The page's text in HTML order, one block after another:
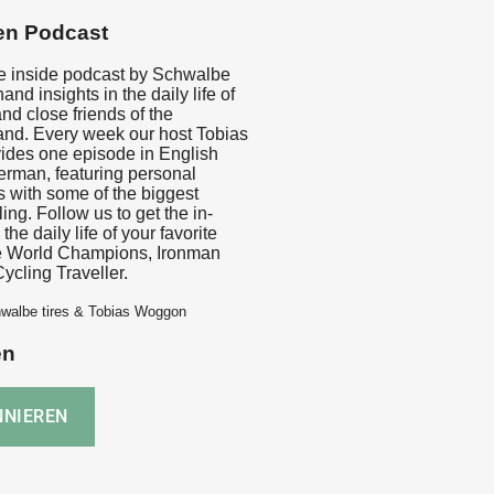
Podcast
inside podcast by Schwalbe
insights in the daily life of
close friends of the
Every week our host Tobias
one episode in English
featuring personal
with some of the biggest
Follow us to get the in-
daily life of your favorite
World Champions, Ironman
Traveller.
tires & Tobias Woggon